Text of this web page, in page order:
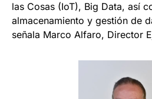
las Cosas (IoT), Big Data, así
almacenamiento y gestión de
señala Marco Alfaro, Director